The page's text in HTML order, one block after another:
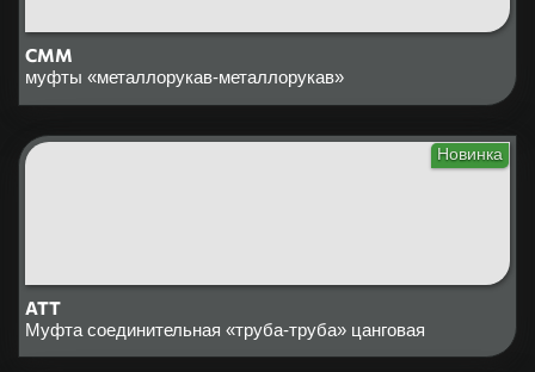
СММ
муфты «металлорукав-металлорукав»
Новинка
ATT
Муфта соединительная «труба-труба» цанговая